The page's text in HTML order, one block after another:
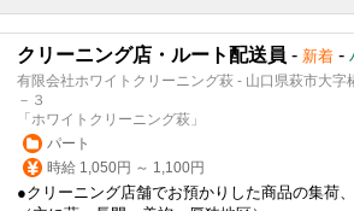
クリーニング店・ルート配送員 - 新着 -
有限会社ホワイトクリーニング萩 - 山口県萩市大字
－３
「ホワイトクリーニング萩」
パート
時給 1,050円 ～ 1,100円
●クリーニング店舗でお預かりした商品の集荷